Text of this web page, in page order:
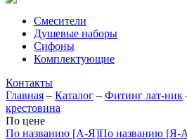
Смесители
Душевые наборы
Сифоны
Комплектующие
Контакты
Главная – Каталог – Фитинг лат-ник
крестовина
По цене
По названию [А-Я]По названию [Я-